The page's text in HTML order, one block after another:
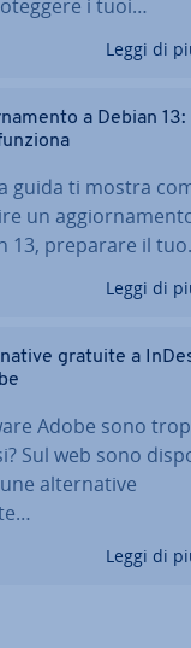
i tuoi…
Leggi di
a Debian 13:
guida ti mostra
un
13, preparare il
Leggi di
gratuite a
Adobe sono
Sul web sono
al­ter­na­ti­ve
Leggi di